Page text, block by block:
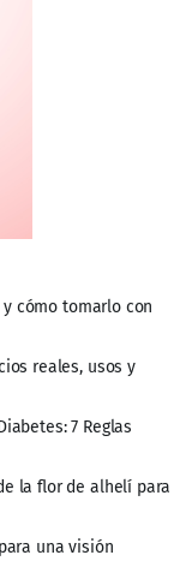
cómo tomarlo con
reales, usos y
7 Reglas
la flor de alhelí para
una visión